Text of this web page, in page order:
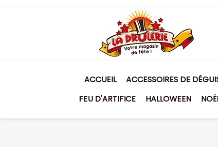
ACCUEIL ACCESSOIRES DE
FEU D'ARTIFICE
HALLOWEEN